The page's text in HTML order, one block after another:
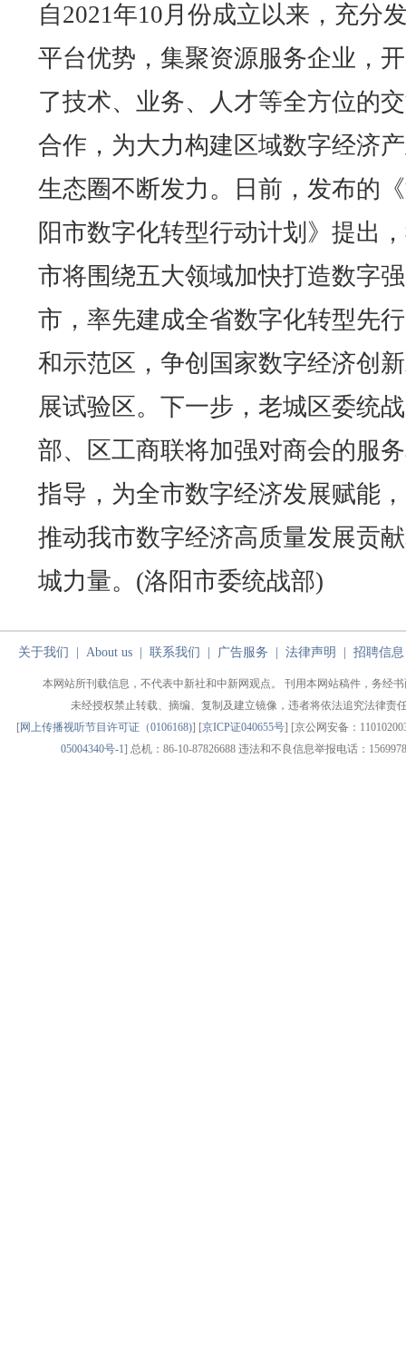
自2021年10月份成立以来，充分
平台优势，集聚资源服务企业，
了技术、业务、人才等全方位的
合作，为大力构建区域数字经济
生态圈不断发力。日前，发布的
阳市数字化转型行动计划》提出
市将围绕五大领域加快打造数字强
市，率先建成全省数字化转型先
和示范区，争创国家数字经济创
展试验区。下一步，老城区委统战
部、区工商联将加强对商会的服
指导，为全市数字经济发展赋能
推动我市数字经济高质量发展贡
城力量。(洛阳市委统战部)
关于我们 About us| 联系我们 广告服务 法律声明 招聘信息
本网站所刊载信息，不代表中新社和中新网观点。 刊用本网站稿件，务经
未经授权禁止转载、摘编、复制及建立镜像，违者将依法追究法律责
[网上传播视听节目许可证（0106168)] [京ICP证040655号] [京公网安备：
05004340号-1] 总机：86-10-87826688 违法和不良信息举报电话：